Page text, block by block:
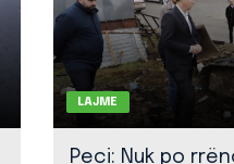
LAJME
Peci: Nuk po